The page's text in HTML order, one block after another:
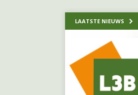
LAATSTE NIEUWS